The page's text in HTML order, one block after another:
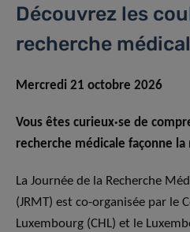
Découvrez les
recherche
Mercredi 21 octobre 2026
Vous êtes curieux·se de
recherche médicale façonne
La Journée de la Recherche
(JRMT) est co-organisée par le
Luxembourg (CHL) et le